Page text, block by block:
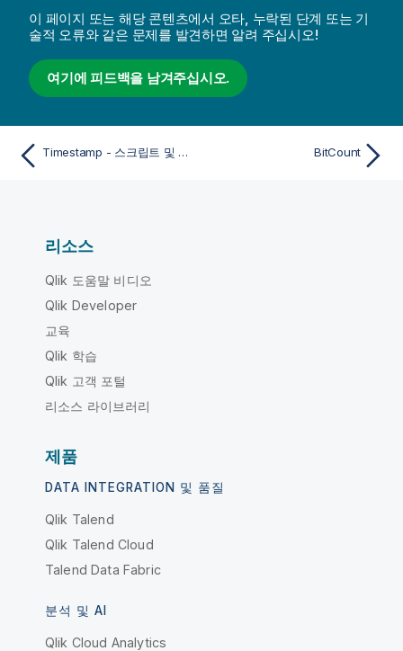
이 페이지 또는 해당 콘텐츠에서 오타, 누락된 단계 또는 기
술적 오류와 같은 문제를 발견하면 알려 주십시오!
여기에 피드백을 남겨주십시오.
Timestamp - 스크립트 및 차트 함수 BitCount
리소스
Qlik 도움말 비디오
Qlik Developer
교육
Qlik 학습
Qlik 고객 포털
리소스 라이브러리
제품
DATA INTEGRATION 및 품질
Qlik Talend
Qlik Talend Cloud
Talend Data Fabric
분석 및 AI
Qlik Cloud Analytics